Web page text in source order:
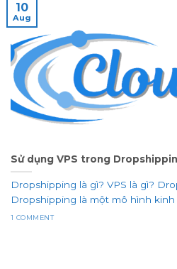
Sử dụng VPS trong
Dropshipping là gì? VPS là gì?
Dropshipping là một mô hình kinh
1 COMMENT
10
Aug